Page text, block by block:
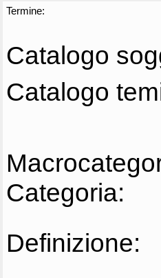
Termine:
Catalogo
Catalogo
Categoria:
Definizione: